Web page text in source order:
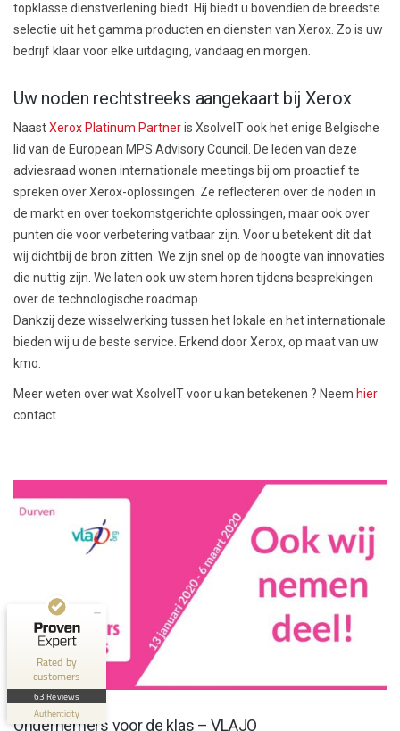
topklasse dienstverlening biedt. Hij biedt u bovendien de breedste
selectie uit het gamma producten en diensten van Xerox. Zo is uw
bedrijf klaar voor elke uitdaging, vandaag en morgen.
Uw noden rechtstreeks aangekaart bij Xerox
NaastXerox Platinum Partneris XsolveIT ook het enige Belgische
lid van de European MPS Advisory Council. De leden van deze
adviesraad wonen internationale meetings bij om proactief te
spreken over Xerox-oplossingen. Ze reflecteren over de noden in
de markt en over toekomstgerichte oplossingen, maar ook over
punten die voor verbetering vatbaar zijn. Voor u betekent dit dat
wij dichtbij de bron zitten. We zijn snel op de hoogte van innovaties
die nuttig zijn. We laten ook uw stem horen tijdens besprekingen
over de technologische roadmap.
Dankzij deze wisselwerking tussen het lokale en het internationale
bieden wij u de beste service. Erkend door Xerox, op maat van uw
kmo.
Meer weten over wat XsolveIT voor u kan betekenen ? Neem hier
contact.
NIEUWS
Ondernemers voor de klas – VLAJO
Rated by
customers
63 Reviews
Authenticity
XsolveIT
Recommended on
ProvenExpert.com
EXCELLENT
43
Reviews on
ProvenExpert.com
20
Reviews from 1 other
source
ProvenExpert.com